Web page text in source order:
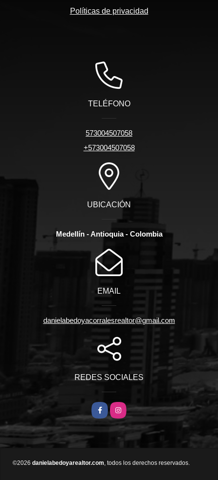
Políticas de privacidad
TELÉFONO
573004507058
+573004507058
UBICACIÓN
Medellín - Antioquia - Colombia
EMAIL
danielabedoyacorralesrealtor@gmail.com
REDES SOCIALES
FacebookInstagram
©2026 danielabedoyarealtor.com, todos los derechos reservados.